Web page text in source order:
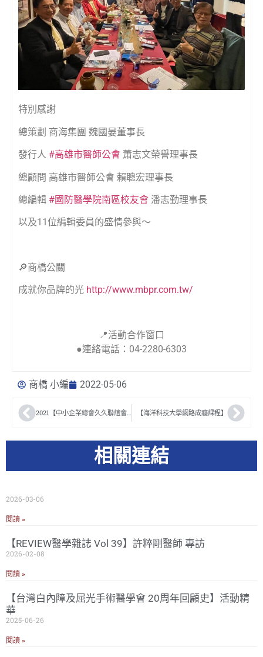
特別感謝
總策劃 商海集團 魏國晏董事長
發行人 #高雄市醫師公會 蕭志文榮譽理事長
總顧問 高雄市醫師公會 賴聰宏理事長
總編輯 #國防醫學院南區校友會 潘志勤理事長
以及11位編輯委員的盛情參與～
🔎商橋公關
成就你品牌的光 http://www.mbpr.com.tw/
📍活動合作窗口
●連絡電話：04-2280-6303
商橋 小編 2022-05-06
【海洋科技大學網路成癮課程】
相關連結
2026-03-06
閱讀 »
【REVIEW醫學雜誌 Vol 39】許粹剛醫師 專訪
2026-02-08
閱讀 »
【台灣白內障及屈光手術醫學會 20周年回顧史】活動精
華
2025-06-26
閱讀 »